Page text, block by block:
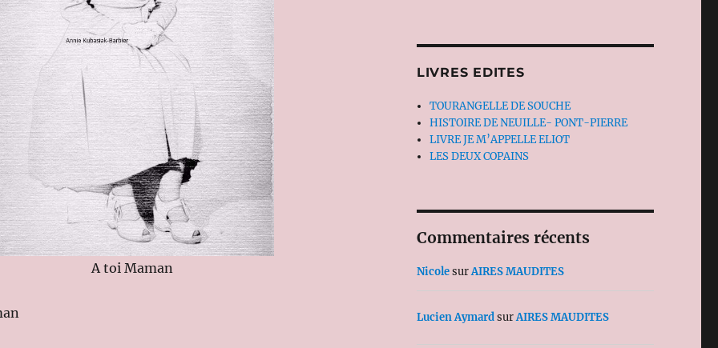
A toi Maman
LIVRES EDITES
TOURANGELLE DE SOUCHE
HISTOIRE DE NEUILLE- PONT-PIERRE
LIVRE JE M’APPELLE ELIOT
LES DEUX COPAINS
Commentaires récents
NicolesurAIRES MAUDITES
Lucien AymardsurAIRES MAUDITES